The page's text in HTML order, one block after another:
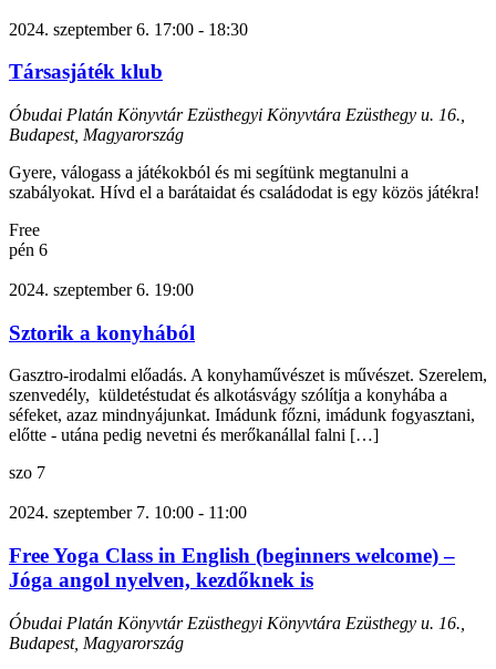
2024. szeptember 6. 17:00 - 18:30
Társasjáték klub
Óbudai Platán Könyvtár Ezüsthegyi Könyvtára Ezüsthegy u. 16.,
Budapest, Magyarország
Gyere, válogass a játékokból és mi segítünk megtanulni a
szabályokat. Hívd el a barátaidat és családodat is egy közös játékra!
Free
pén 6
2024. szeptember 6. 19:00
Sztorik a konyhából
Gasztro-irodalmi előadás. A konyhaművészet is művészet. Szerelem,
szenvedély, küldetéstudat és alkotásvágy szólítja a konyhába a
séfeket, azaz mindnyájunkat. Imádunk főzni, imádunk fogyasztani,
előtte - utána pedig nevetni és merőkanállal falni […]
szo 7
2024. szeptember 7. 10:00 - 11:00
Free Yoga Class in English (beginners welcome) –
Jóga angol nyelven, kezdőknek is
Óbudai Platán Könyvtár Ezüsthegyi Könyvtára Ezüsthegy u. 16.,
Budapest, Magyarország